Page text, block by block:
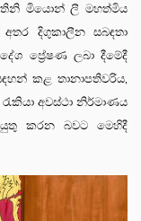
මියොන් ලී මහත්මිය
දිගුකාලීන සබඳතා
ප්‍රේෂණ ලබා දීමේදී
කළ තානාපතිවරිය,
අවස්ථා නිර්මාණය
කරන බවට මෙහිදී